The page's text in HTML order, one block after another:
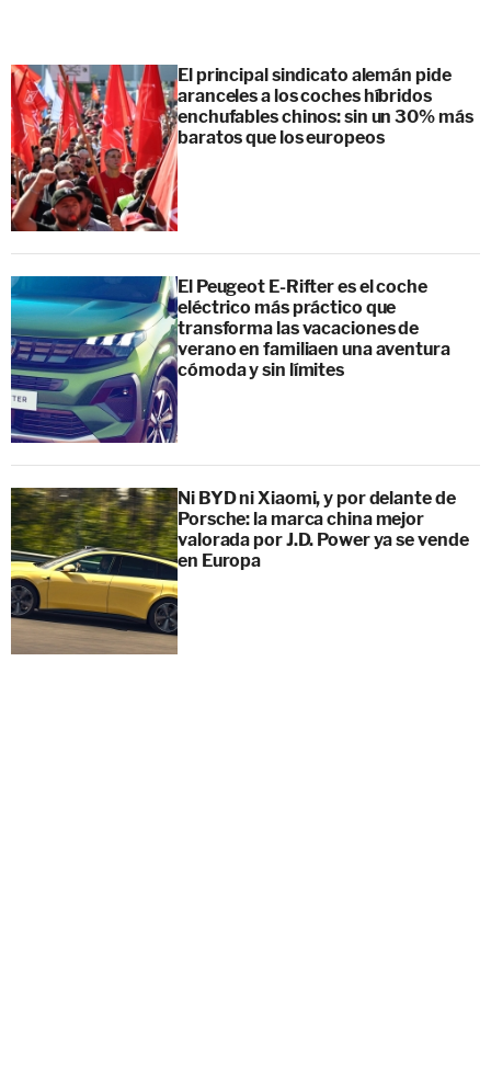
El principal sindicato alemán pide
aranceles a los coches híbridos
enchufables chinos: sin un 30% más
baratos que los europeos
El Peugeot E-Rifter es el coche
eléctrico más práctico que
transforma las vacaciones de
verano en familiaen una aventura
cómoda y sin límites
Ni BYD ni Xiaomi, y por delante de
Porsche: la marca china mejor
valorada por J.D. Power ya se vende
en Europa